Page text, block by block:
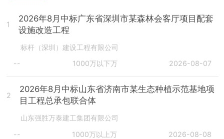
1
2026年8月中标广东省深圳市某森林会客厅项目配套
设施改造工程
标杆（深圳）建设工程有限公司
--
1000万以下万 2026-08-07
2
2026年8月中标山东省济南市某生态种植示范基地项
目工程总承包联合体
山东强胜万泰建工集团有限公司
--
1000万以上万 2026-08-08